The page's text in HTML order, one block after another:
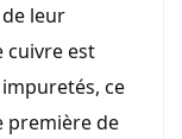
leur
cuivre est
ce
première de